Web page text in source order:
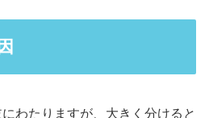
わたりますが、大きく分けると